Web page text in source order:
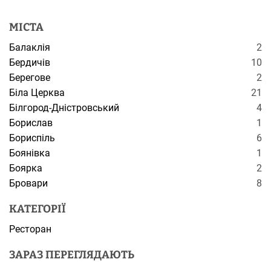
МІСТА
Балаклія
2
Бердичів
10
Берегове
2
Біла Церква
21
Білгород-Дністровський
4
Борислав
1
Бориспіль
6
Боянівка
1
Боярка
2
Бровари
8
КАТЕГОРІЇ
Ресторан
ЗАРАЗ ПЕРЕГЛЯДАЮТЬ